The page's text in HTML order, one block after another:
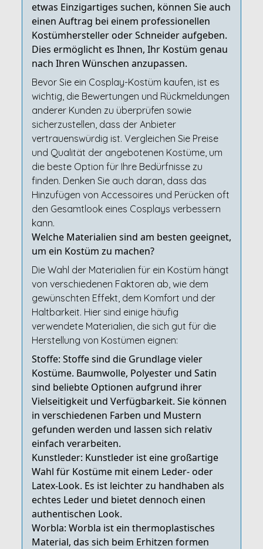
etwas Einzigartiges suchen, können Sie auch
einen Auftrag bei einem professionellen
Kostümhersteller oder Schneider aufgeben.
Dies ermöglicht es Ihnen, Ihr Kostüm genau
nach Ihren Wünschen anzupassen.
Bevor Sie ein Cosplay-Kostüm kaufen, ist es
wichtig, die Bewertungen und Rückmeldungen
anderer Kunden zu überprüfen sowie
sicherzustellen, dass der Anbieter
vertrauenswürdig ist. Vergleichen Sie Preise
und Qualität der angebotenen Kostüme, um
die beste Option für Ihre Bedürfnisse zu
finden. Denken Sie auch daran, dass das
Hinzufügen von Accessoires und Perücken oft
den Gesamtlook eines Cosplays verbessern
kann.
Welche Materialien sind am besten geeignet,
um ein Kostüm zu machen?
Die Wahl der Materialien für ein Kostüm hängt
von verschiedenen Faktoren ab, wie dem
gewünschten Effekt, dem Komfort und der
Haltbarkeit. Hier sind einige häufig
verwendete Materialien, die sich gut für die
Herstellung von Kostümen eignen:
Stoffe: Stoffe sind die Grundlage vieler
Kostüme. Baumwolle, Polyester und Satin
sind beliebte Optionen aufgrund ihrer
Vielseitigkeit und Verfügbarkeit. Sie können
in verschiedenen Farben und Mustern
gefunden werden und lassen sich relativ
einfach verarbeiten.
Kunstleder: Kunstleder ist eine großartige
Wahl für Kostüme mit einem Leder- oder
Latex-Look. Es ist leichter zu handhaben als
echtes Leder und bietet dennoch einen
authentischen Look.
Worbla: Worbla ist ein thermoplastisches
Material, das sich beim Erhitzen formen